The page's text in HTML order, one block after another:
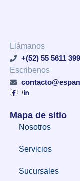
Llámanos
+(52) 55 5611
Escribenos
Mapa de sitio
Nosotros
Servicios
Sucursales